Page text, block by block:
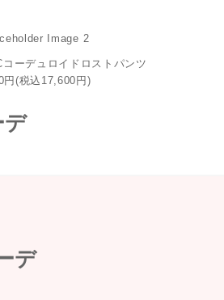
コーデュロイドロストパンツ
円(税込17,600円)